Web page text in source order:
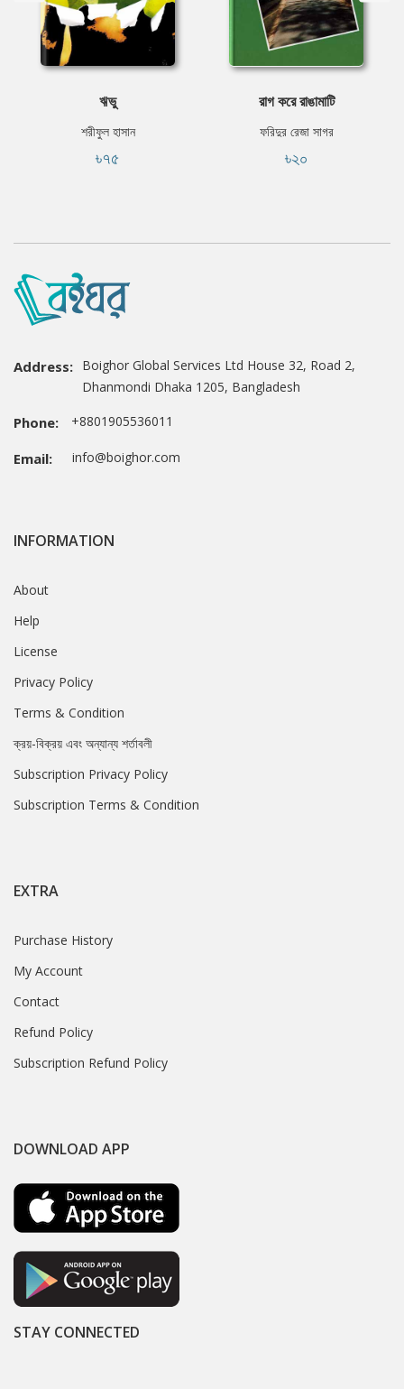
ঋভু
শরীফুল হাসান
৳৭৫
রাগ করে রাঙামাটি
ফরিদুর রেজা সাগর
৳২০
Address: Boighor Global Services Ltd House 32, Road 2,
Dhanmondi Dhaka 1205, Bangladesh
Phone: +8801905536011
Email: info@boighor.com
INFORMATION
About
Help
License
Privacy Policy
Terms & Condition
ক্রয়-বিক্রয় এবং অন্যান্য শর্তাবলী
Subscription Privacy Policy
Subscription Terms & Condition
EXTRA
Purchase History
My Account
Contact
Refund Policy
Subscription Refund Policy
DOWNLOAD APP
STAY CONNECTED